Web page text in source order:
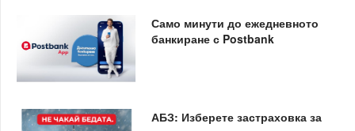
Само минути до ежедневното
банкиране с Postbank
АБЗ: Изберете застраховка за